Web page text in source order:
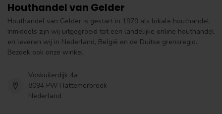
Houthandel van Gelder
Houthandel van Gelder is gestart in 1979 als lokale houthandel.
Inmiddels zijn wij uitgegroeid tot een landelijke online houthandel
en leveren wij in Nederland, België en de Duitse grensregio.
Bezoek ook onze winkel.
Voskuilerdijk 4a
8094 PW Hattemerbroek
Nederland